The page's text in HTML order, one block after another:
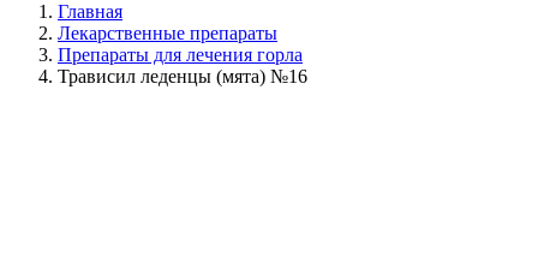
Главная
Лекарственные препараты
Препараты для лечения горла
Трависил леденцы (мята) №16